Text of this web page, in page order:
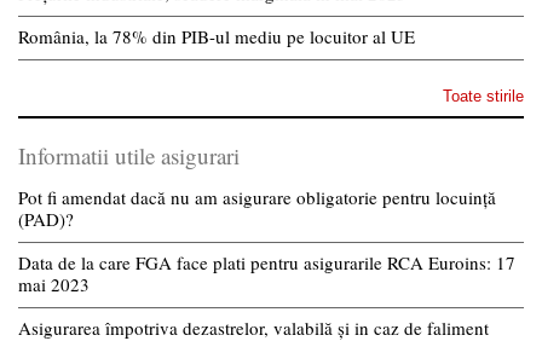
România, la 78% din PIB-ul mediu pe locuitor al UE
Toate stirile
Informatii utile asigurari
Pot fi amendat dacă nu am asigurare obligatorie pentru locuință
(PAD)?
Data de la care FGA face plati pentru asigurarile RCA Euroins: 17
mai 2023
Asigurarea împotriva dezastrelor, valabilă și in caz de faliment